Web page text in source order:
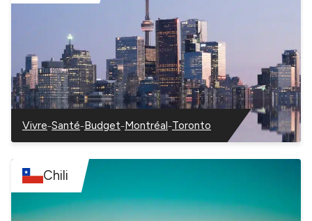
Vivre
–
Canada
–Santé
–
Canada
–Budget
–
Canada
–Montréal
–
Canada
–Toronto
–
Canada
Chili